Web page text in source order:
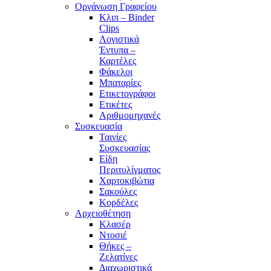
Οργάνωση Γραφείου
Κλιπ – Binder
Clips
Λογιστικά
Έντυπα –
Καρτέλες
Φάκελοι
Μπαταρίες
Ετικετογράφοι
Ετικέτες
Αριθμομηχανές
Συσκευασία
Ταινίες
Συσκευασίας
Είδη
Περιτυλίγματος
Χαρτοκιβώτια
Σακούλες
Κορδέλες
Αρχειοθέτηση
Κλασέρ
Ντοσιέ
Θήκες –
Ζελατίνες
Διαχωριστικά